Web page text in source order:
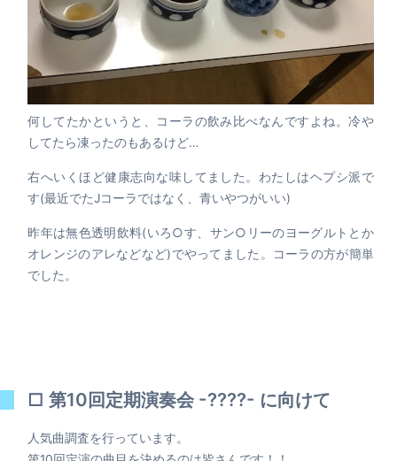
何してたかというと、コーラの飲み比べなんですよね。冷や
してたら凍ったのもあるけど…
右へいくほど健康志向な味してました。わたしはヘプシ派で
す(最近でたJコーラではなく、青いやつがいい)
昨年は無色透明飲料(いろ○す、サン○リーのヨーグルトとか
オレンジのアレなどなど)でやってました。コーラの方が簡単
でした。
□ 第10回定期演奏会 -????- に向けて
人気曲調査を行っています。